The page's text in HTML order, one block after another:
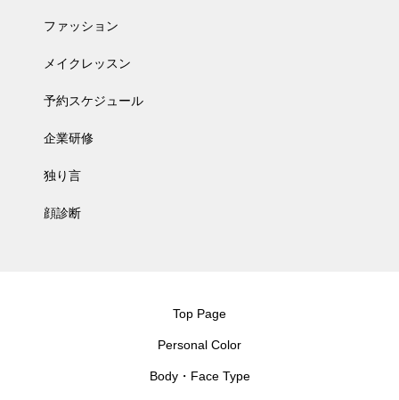
ファッション
メイクレッスン
予約スケジュール
企業研修
独り言
顔診断
Top Page
Personal Color
Body・Face Type